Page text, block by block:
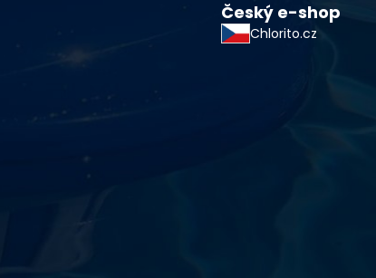
Český e-shop
Chlorito.cz
o vodu a